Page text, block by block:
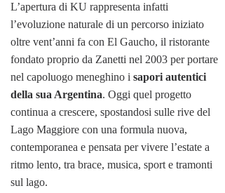
L’apertura di KU rappresenta infatti
l’evoluzione naturale di un percorso iniziato
oltre vent’anni fa con El Gaucho, il ristorante
fondato proprio da Zanetti nel 2003 per portare
nel capoluogo meneghino i sapori autentici
della sua Argentina. Oggi quel progetto
continua a crescere, spostandosi sulle rive del
Lago Maggiore con una formula nuova,
contemporanea e pensata per vivere l’estate a
ritmo lento, tra brace, musica, sport e tramonti
sul lago.